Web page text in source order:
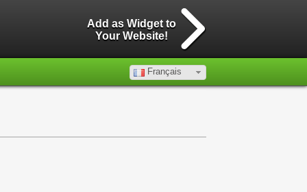
Add as Widget to
Your Website!
Français